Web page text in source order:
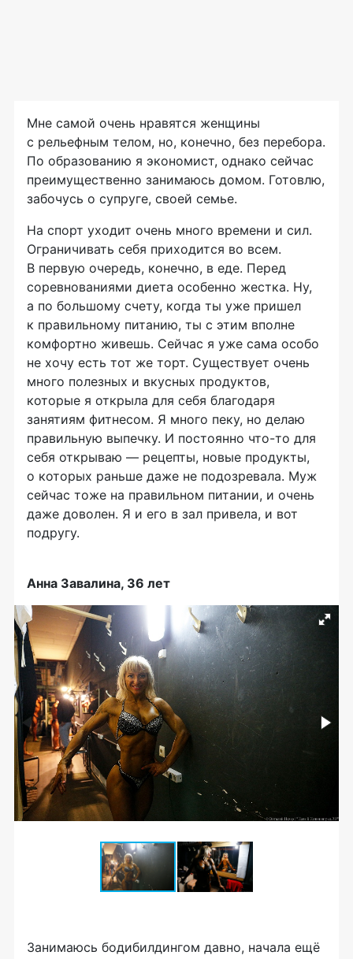
Мне самой очень нравятся женщины
с рельефным телом, но, конечно, без перебора.
По образованию я экономист, однако сейчас
преимущественно занимаюсь домом. Готовлю,
забочусь о супруге, своей семье.
На спорт уходит очень много времени и сил.
Ограничивать себя приходится во всем.
В первую очередь, конечно, в еде. Перед
соревнованиями диета особенно жестка. Ну,
а по большому счету, когда ты уже пришел
к правильному питанию, ты с этим вполне
комфортно живешь. Сейчас я уже сама особо
не хочу есть тот же торт. Существует очень
много полезных и вкусных продуктов,
которые я открыла для себя благодаря
занятиям фитнесом. Я много пеку, но делаю
правильную выпечку. И постоянно что-то для
себя открываю — рецепты, новые продукты,
о которых раньше даже не подозревала. Муж
сейчас тоже на правильном питании, и очень
даже доволен. Я и его в зал привела, и вот
подругу.
Анна Завалина, 36 лет
Занимаюсь бодибилдингом давно, начала ещё